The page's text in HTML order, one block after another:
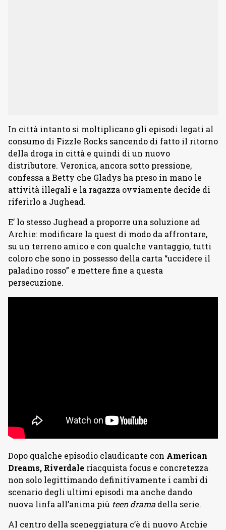
In città intanto si moltiplicano gli episodi legati al
consumo di Fizzle Rocks sancendo di fatto il ritorno
della droga in città e quindi di un nuovo
distributore. Veronica, ancora sotto pressione,
confessa a Betty che Gladys ha preso in mano le
attività illegali e la ragazza ovviamente decide di
riferirlo a Jughead.
E’ lo stesso Jughead a proporre una soluzione ad
Archie: modificare la quest di modo da affrontare,
su un terreno amico e con qualche vantaggio, tutti
coloro che sono in possesso della carta “uccidere il
paladino rosso” e mettere fine a questa
persecuzione.
Dopo qualche episodio claudicante con American
Dreams, Riverdale riacquista focus e concretezza
non solo legittimando definitivamente i cambi di
scenario degli ultimi episodi ma anche dando
nuova linfa all’anima più teen drama della serie.
Al centro della sceneggiatura c’è di nuovo Archie